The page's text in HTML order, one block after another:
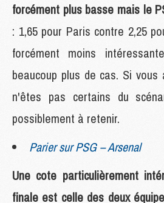
forcément plus basse mais le
: 1,65 pour Paris contre 2,25
forcément moins
beaucoup plus de cas. Si
n'êtes pas certains du
possiblement à retenir.
Parier sur PSG – Arsenal
Une cote particulièrement
finale est celle des deux